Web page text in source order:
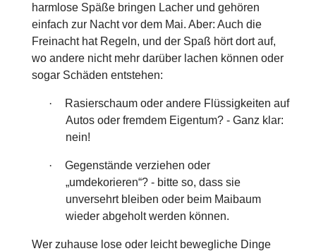
harmlose Späße bringen Lacher und gehören
einfach zur Nacht vor dem Mai. Aber: Auch die
Freinacht hat Regeln, und der Spaß hört dort auf,
wo andere nicht mehr darüber lachen können oder
sogar Schäden entstehen:
·
Rasierschaum oder andere Flüssigkeiten auf
Autos oder fremdem Eigentum? - Ganz klar:
nein!
·
Gegenstände verziehen oder
„umdekorieren“? - bitte so, dass sie
unversehrt bleiben oder beim Maibaum
wieder abgeholt werden können.
Wer zuhause lose oder leicht bewegliche Dinge